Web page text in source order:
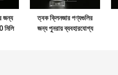
জন্য
মিলি
ত্বক ক্লিনজার পণ্যগুলির
জন্য পুনরায় ব্যবহারযোগ্য